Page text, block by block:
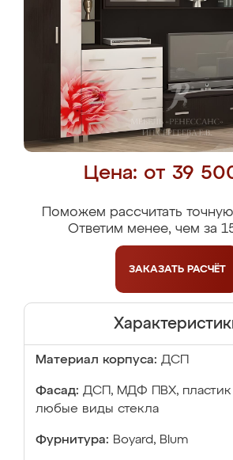
Цена: от 39
Поможем рассчитать
Ответим менее, чем за
ЗАКАЗАТЬ РАСЧЁТ
Материал корпуса: ДСП
Фасад: ДСП, МДФ ПВХ, пластик
любые виды стекла
Фурнитура: Boyard, Blum